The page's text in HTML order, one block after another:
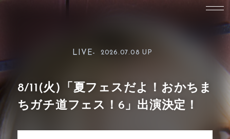
LIVE- 2026.07.08 UP
8/11(火)「夏フェスだよ！おかちま
ちガチ道フェス！6」出演決定！